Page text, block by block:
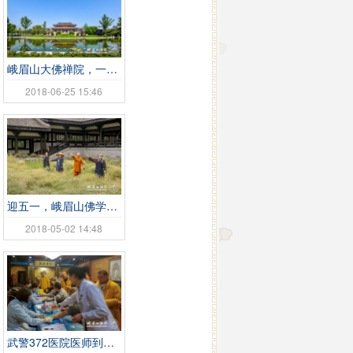
峨眉山大佛禅院，一座建筑风格满是诗情画意的佛教寺院
2018-06-25 15:46
迎五一，峨眉山佛学院女众部僧众入光明寺出坡
2018-05-02 14:48
武警372医院医师到金顶华藏寺义诊